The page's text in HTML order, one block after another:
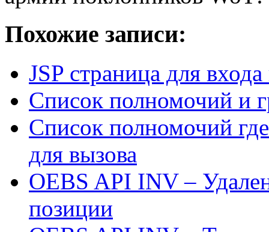
Похожие записи:
JSP страница для
Список полномочий и
Список полномочий
для вызова
OEBS API INV –
позиции